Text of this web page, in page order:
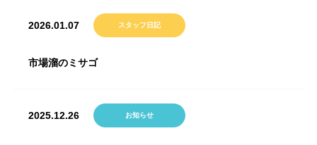
2026.01.07 スタッフ日記
市場溜のミサゴ
2025.12.26 お知らせ